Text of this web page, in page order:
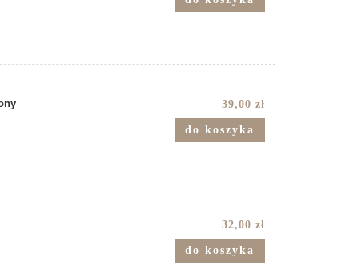
39,00 zł
do koszyka
32,00 zł
do koszyka